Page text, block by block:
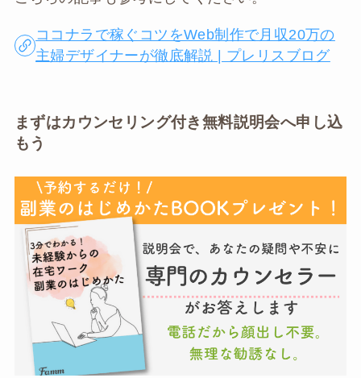
ココナラで稼ぐコツをWeb制作で月収20万の
主婦デザイナーが徹底解説 | プレリスブログ
まずはカウンセリング付き無料説明会へ申し込
もう